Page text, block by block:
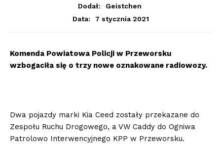
Dodał:
Geistchen
Data:
7 stycznia 2021
Komenda Powiatowa Policji w Przeworsku
wzbogaciła się o trzy nowe oznakowane radiowozy.
Dwa pojazdy marki Kia Ceed zostały przekazane do
Zespołu Ruchu Drogowego, a VW Caddy do Ogniwa
Patrolowo Interwencyjnego KPP w Przeworsku.